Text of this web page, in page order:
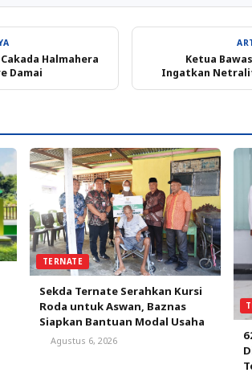
Halmahera
Damai
Ketua
Ingatkan
TERNATE
Sekda Ternate Serahkan Kursi
Roda untuk Aswan, Baznas
Siapkan Bantuan Modal Usaha
Agustus 6, 2026